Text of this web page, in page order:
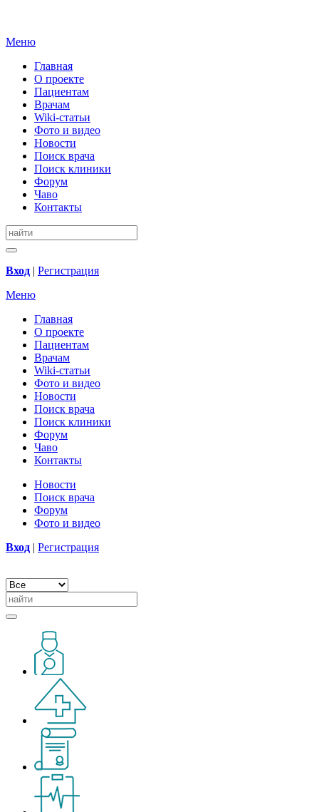
Меню
Главная
О проекте
Пациентам
Врачам
Wiki-статьи
Фото и видео
Новости
Поиск врача
Поиск клиники
Форум
Чаво
Контакты
Вход | Регистрация
Меню
Главная
О проекте
Пациентам
Врачам
Wiki-статьи
Фото и видео
Новости
Поиск врача
Поиск клиники
Форум
Чаво
Контакты
Новости
Поиск врача
Форум
Фото и видео
Вход | Регистрация